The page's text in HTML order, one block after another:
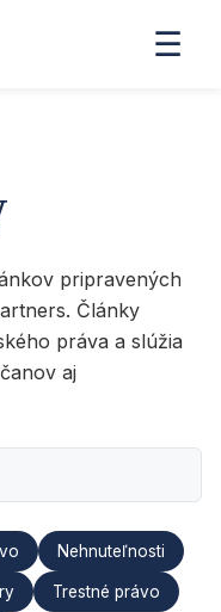
☰
pripravených
Články
práva a slúžia
aj
Nehnuteľnosti
Trestné právo